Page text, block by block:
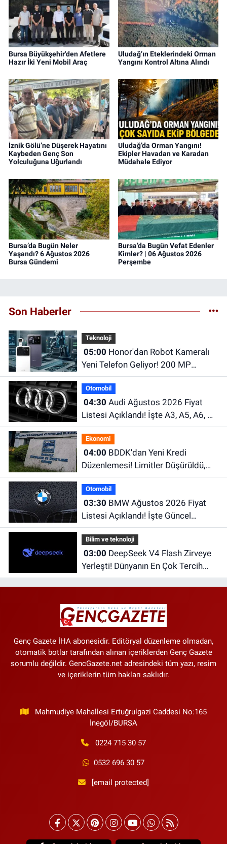
Bursa Büyükşehir'den Afetlere
Hazır İki Yeni Mobil Araç
Uludağ’ın Eteklerindeki Orman
Yangını Kontrol Altına Alındı
İznik Gölü’ne Düşerek Hayatını
Kaybeden Genç Son
Yolculuğuna Uğurlandı
Uludağ’da Orman Yangını!
Ekipler Havadan ve Karadan
Müdahale Ediyor
Bursa’da Bugün Neler
Yaşandı? 6 Ağustos 2026
Bursa Gündemi
Bursa’da Bugün Vefat Edenler
Kimler? | 06 Ağustos 2026
Perşembe
Son Haberler
Teknoloji
05:00
Yeni Telefon Geliyor! 200 MP
Kamera ve Dev Batarya Dikkat
Çekiyor
Otomobil
04:30
Listesi Açıklandı! İşte A3, A5, A6, Q
Serisi ve e-tron Modellerinin Güncel
Fiyatları
Ekonomi
04:00
Düzenlemesi! Limitler Düşürüldü,
Uyum İçin Tarih Verildi
Otomobil
03:30
Listesi Açıklandı! İşte Güncel
Fiyatlar
Bilim ve teknoloji
03:00
Yerleşti! Dünyanın En Çok Tercih
Edilen Yapay Zekâ Modellerinden
Genç Gazete İHA abonesidir. Editöryal düzenleme olmadan,
otomatik botlar tarafından alınan içeriklerden Genç Gazete
sorumlu değildir. GencGazete.net adresindeki tüm yazı, resim
ve içeriklerin tüm hakları saklıdır.
Mahmudiye Mahallesi Ertuğrulgazi Caddesi No:165
İnegöl/BURSA
0224 715 30 57
0532 696 30 57
[email protected]